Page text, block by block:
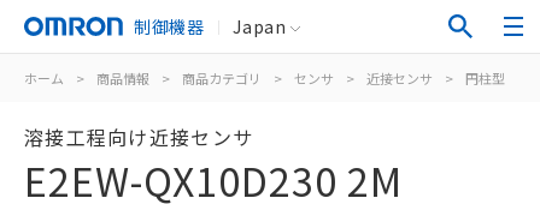
制御機器 Japan
ホーム > 商品情報 > 商品カテゴリ > センサ > 近接センサ > 円柱型
溶接工程向け近接センサ
E2EW-QX10D230 2M